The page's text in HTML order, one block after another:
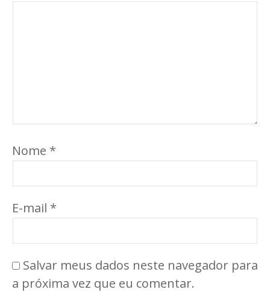
Nome *
E-mail *
Salvar meus dados neste navegador para
a próxima vez que eu comentar.